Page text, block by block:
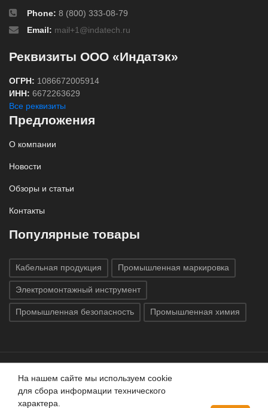
Phone: 8 (800) 333-08-79
Email: mail+1@indatech.ru
Реквизиты ООО «Индатэк»
ОГРН: 1086672005914
ИНН: 6672263629
Все реквизиты
Предложения
О компании
Новости
Обзоры и статьи
Контакты
Популярные товары
Кабельная продукция Промышленная маркировка
Электромонтажный инструмент
Промышленная безопасность Промышленная химия
Все права защищены © 2020 ГК «Индатэк»
защищены.Использование материалов с сайта запрещено.
На нашем сайте мы используем cookie
для сбора информации технического
характера.